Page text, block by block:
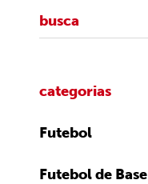
categorias
Futebol
Futebol de Base